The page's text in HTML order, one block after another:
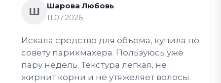
Ш
Шарова Любовь
11.07.2026
Искала средство для объема, купила по
совету парикмахера. Пользуюсь уже
пару недель. Текстура легкая, не
жирнит корни и не утяжеляет волосы.